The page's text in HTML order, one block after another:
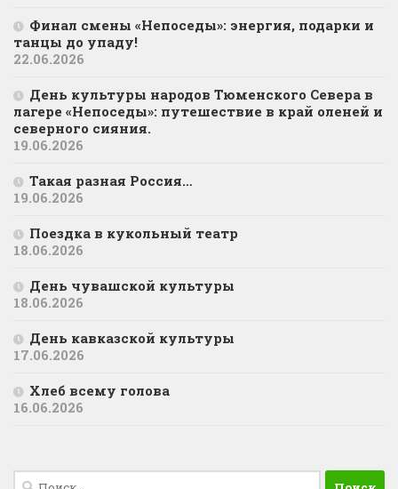
Финал смены «Непоседы»: энергия, подарки и
танцы до упаду!
22.06.2026
День культуры народов Тюменского Севера в
лагере «Непоседы»: путешествие в край оленей и
северного сияния.
19.06.2026
Такая разная Россия…
19.06.2026
Поездка в кукольный театр
18.06.2026
День чувашской культуры
18.06.2026
День кавказской культуры
17.06.2026
Хлеб всему голова
16.06.2026
Найти: